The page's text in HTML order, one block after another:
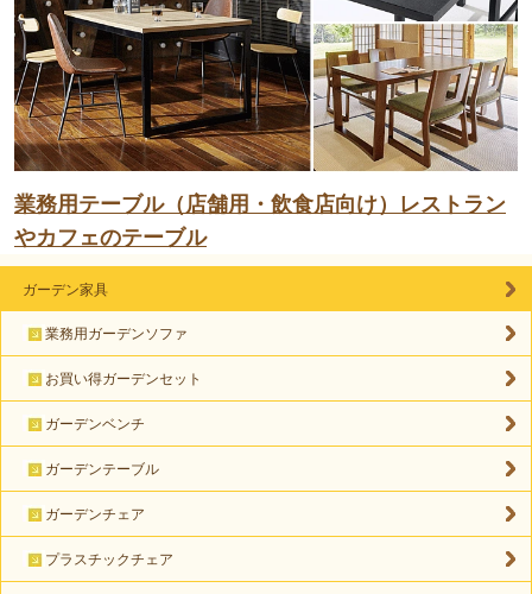
業務用テーブル（店舗用・飲食店向け）レストラン
やカフェのテーブル
ガーデン家具
業務用ガーデンソファ
お買い得ガーデンセット
ガーデンベンチ
ガーデンテーブル
ガーデンチェア
プラスチックチェア